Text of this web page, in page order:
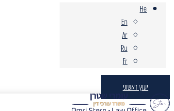
He
En
Ar
Ru
Fr
יעוץ ראשוני